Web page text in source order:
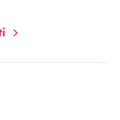
no és només